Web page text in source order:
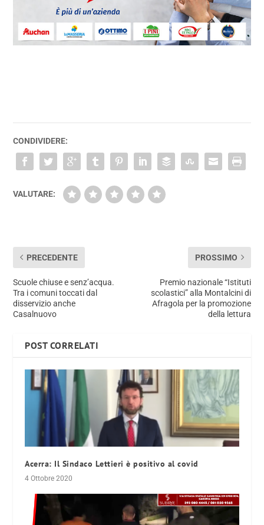
CONDIVIDERE:
VALUTARE:
PRECEDENTE
Scuole chiuse e senz’acqua.
Tra i comuni toccati dal
disservizio anche
Casalnuovo
PROSSIMO
Premio nazionale “Istituti
scolastici” alla Montalcini di
Afragola per la promozione
della lettura
POST CORRELATI
Acerra: Il Sindaco Lettieri è positivo al covid
4 Ottobre 2020